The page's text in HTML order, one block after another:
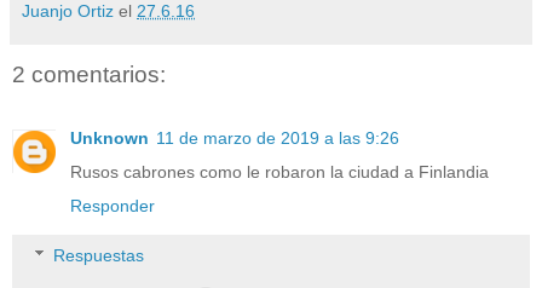
Juanjo Ortiz el 27.6.16
2 comentarios:
Unknown 11 de marzo de 2019 a las 9:26
Rusos cabrones como le robaron la ciudad a Finlandia
Responder
Respuestas